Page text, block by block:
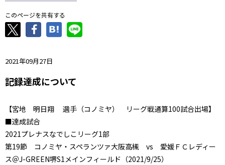
このページを共有する
2021年09月27日
記録達成について
【宮地 明日翔 選手（コノミヤ） リーグ戦通算100試合出場】
■達成試合
2021プレナスなでしこリーグ1部
第19節 コノミヤ・スペランツァ大阪高槻 vs 愛媛ＦＣレディー
ス＠J-GREEN堺S1メインフィールド（2021/9/25）